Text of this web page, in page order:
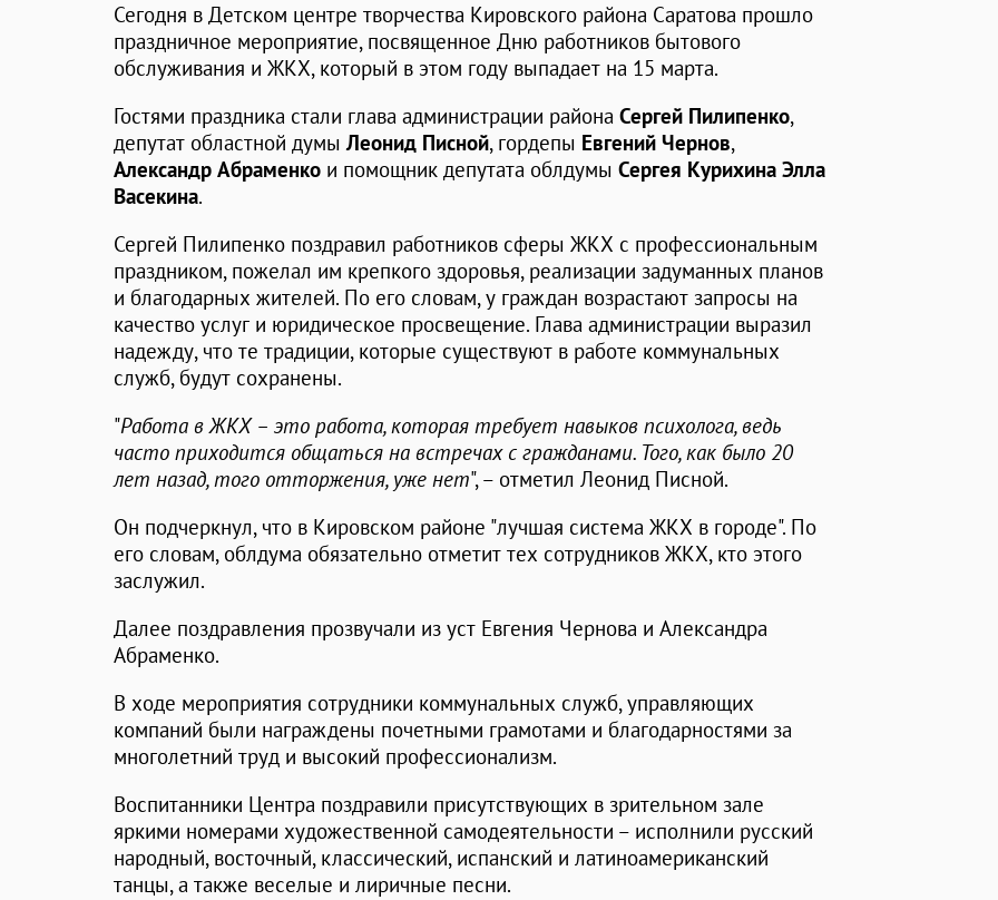
Сегодня в Детском центре творчества Кировского района Саратова прошло
праздничное мероприятие, посвященное Дню работников бытового
обслуживания и ЖКХ, который в этом году выпадает на 15 марта.
Гостями праздника стали глава администрации района Сергей Пилипенко,
депутат областной думыЛеонид Писной, гордепы Евгений Чернов,
Александр Абраменко и помощник депутата облдумы Сергея Курихина Элла
Васекина.
Сергей Пилипенко поздравил работников сферы ЖКХ с профессиональным
праздником, пожелал им крепкого здоровья, реализации задуманных планов
и благодарных жителей. По его словам, у граждан возрастают запросы на
качество услуг и юридическое просвещение. Глава администрации выразил
надежду, что те традиции, которые существуют в работе коммунальных
служб, будут сохранены.
"Работа в ЖКХ – это работа, которая требует навыков психолога, ведь
часто приходится общаться на встречах с гражданами. Того, как было 20
лет назад, того отторжения, уже нет", – отметил Леонид Писной.
Он подчеркнул, что в Кировском районе "лучшая система ЖКХ в городе". По
его словам, облдума обязательно отметит тех сотрудников ЖКХ, кто этого
заслужил.
Далее поздравления прозвучали из уст Евгения Чернова и Александра
Абраменко.
В ходе мероприятия сотрудники коммунальных служб, управляющих
компаний были награждены почетными грамотами и благодарностями за
многолетний труд и высокий профессионализм.
Воспитанники Центра поздравили присутствующих в зрительном зале
яркими номерами художественной самодеятельности – исполнили русский
народный, восточный, классический, испанский и латиноамериканский
танцы, а также веселые и лиричные песни.